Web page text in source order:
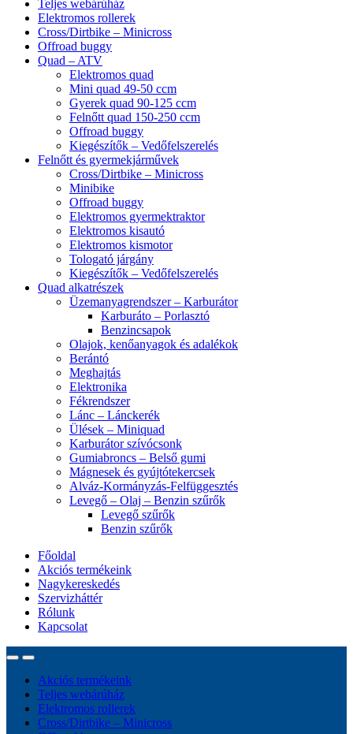
Teljes webárúház
Elektromos rollerek
Cross/Dirtbike – Minicross
Offroad buggy
Quad – ATV
Elektromos quad
Mini quad 49-50 ccm
Gyerek quad 90-125 ccm
Felnőtt quad 150-250 ccm
Offroad buggy
Kiegészítők – Vedőfelszerelés
Felnőtt és gyermekjárművek
Cross/Dirtbike – Minicross
Minibike
Offroad buggy
Elektromos gyermektraktor
Elektromos kisautó
Elektromos kismotor
Tologató járgány
Kiegészítők – Vedőfelszerelés
Quad alkatrészek
Üzemanyagrendszer – Karburátor
Karburáto – Porlasztó
Benzincsapok
Olajok, kenőanyagok és adalékok
Berántó
Meghajtás
Elektronika
Fékrendszer
Lánc – Lánckerék
Ülések – Miniquad
Karburátor szívócsonk
Gumiabroncs – Belső gumi
Mágnesek és gyújtótekercsek
Alváz-Kormányzás-Felfüggesztés
Levegő – Olaj – Benzin szűrők
Levegő szűrők
Benzin szűrők
Főoldal
Akciós termékeink
Nagykereskedés
Szervizháttér
Rólunk
Kapcsolat
Akciós termékeink
Teljes webárúház
Elektromos rollerek
Cross/Dirtbike – Minicross